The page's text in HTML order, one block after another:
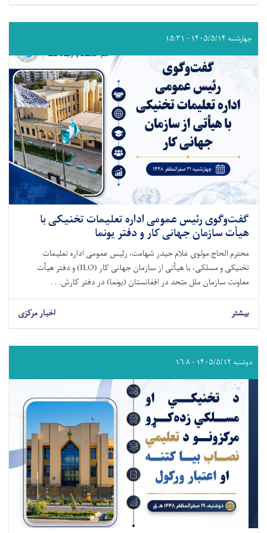
چهارشنبه ۱۴۰۵/۵/۱۴ - ۱۵:۳۱
گفت‌وگوی رئیس عمومی اداره تعلیمات تخنیکی با
هیأت سازمان جهانی کار و دفتر یونما
محترم الحاج مولوی غلام حیدر شهامت، رئیس عمومی اداره تعلیمات
تخنیکی و مسلکی، با هیأتی از سازمان جهانی کار (ILO) و دفتر هیأت
معاونت سازمان ملل متحد در افغانستان (یونما) در دفتر کارش. . .
بیشتر اخبار مرکزی
دوشنبه ۱۴۰۵/۵/۱۲ - ۱۶:۸